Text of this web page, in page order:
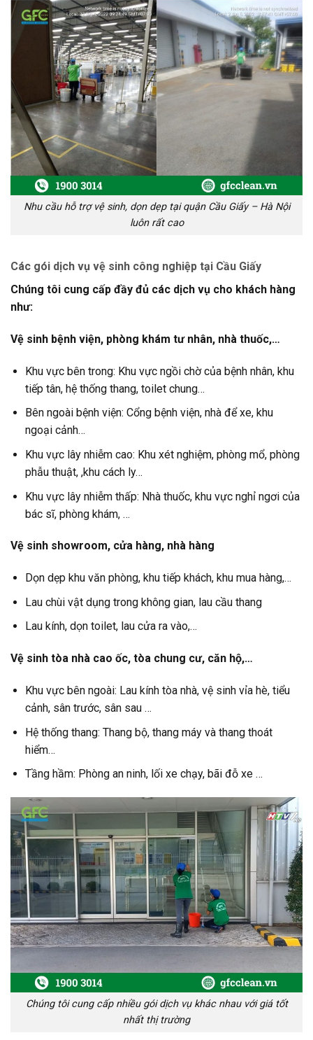
Nhu cầu hỗ trợ vệ sinh, dọn dẹp tại quận Cầu Giấy – Hà Nội
luôn rất cao
Các gói dịch vụ vệ sinh công nghiệp tại Cầu Giấy
Chúng tôi cung cấp đầy đủ các dịch vụ cho khách hàng
như:
Vệ sinh bệnh viện, phòng khám tư nhân, nhà thuốc,…
Khu vực bên trong: Khu vực ngồi chờ của bệnh nhân, khu
tiếp tân, hệ thống thang, toilet chung…
Bên ngoài bệnh viện: Cổng bệnh viện, nhà để xe, khu
ngoại cảnh…
Khu vực lây nhiễm cao: Khu xét nghiệm, phòng mổ, phòng
phẫu thuật, ,khu cách ly…
Khu vực lây nhiễm thấp: Nhà thuốc, khu vực nghỉ ngơi của
bác sĩ, phòng khám, …
Vệ sinh showroom, cửa hàng, nhà hàng
Dọn dẹp khu văn phòng, khu tiếp khách, khu mua hàng,…
Lau chùi vật dụng trong không gian, lau cầu thang
Lau kính, dọn toilet, lau cửa ra vào,…
Vệ sinh tòa nhà cao ốc, tòa chung cư, căn hộ,…
Khu vực bên ngoài: Lau kính tòa nhà, vệ sinh vỉa hè, tiểu
cảnh, sân trước, sân sau …
Hệ thống thang: Thang bộ, thang máy và thang thoát
hiểm…
Tầng hầm: Phòng an ninh, lối xe chạy, bãi đỗ xe …
Chúng tôi cung cấp nhiều gói dịch vụ khác nhau với giá tốt
nhất thị trường